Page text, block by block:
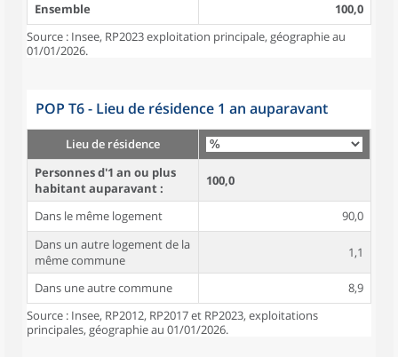
Ensemble
100,0
Source : Insee, RP2023 exploitation principale, géographie au
01/01/2026.
POP T6 - Lieu de résidence 1 an auparavant
Lieu de résidence
Personnes d'1 an ou plus
habitant auparavant :
100,0
Dans le même logement
90,0
Dans un autre logement de la
même commune
1,1
Dans une autre commune
8,9
Source : Insee, RP2012, RP2017 et RP2023, exploitations
principales, géographie au 01/01/2026.